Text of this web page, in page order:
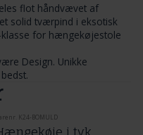
flot håndvævet af
solid tværpind i eksotisk
for hængekøjestole
Design. Unikke
K24-BOMULD
i tyk